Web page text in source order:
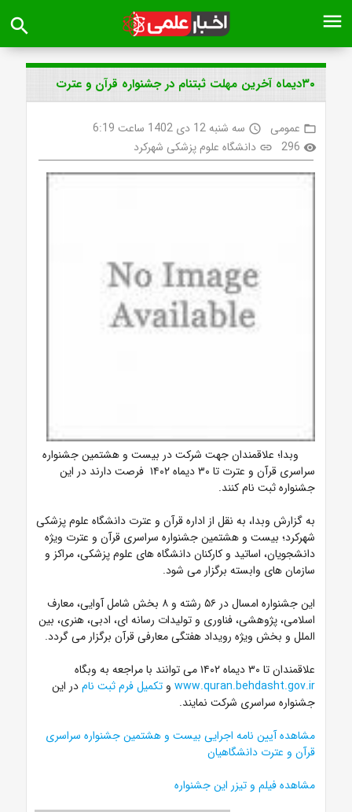
menu
search
۳۰دیماه آخرین مهلت ثبتنام در جشنواره قرآن و عترت
folder_open عمومی access_time سه شنبه 12 دی 1402 ساعت 6:19
visibility
296
link دانشگاه علوم پزشکی شهرکرد
وبدا؛ علاقمندان جهت شرکت در بیست و هشتمین جشنواره
سراسری قرآن و عترت تا ۳۰ دیماه ۱۴۰۲ فرصت دارند در این
جشنواره ثبت نام کنند.
به گزارش وبدا، به نقل از اداره قرآن و عترت دانشگاه علوم پزشکی
شهرکرد؛ بیست و هشتمین جشنواره سراسری قرآن و عترت ویژه
دانشجویان، اساتید و کارکنان دانشگاه های علوم پزشکی، مراکز و
سازمان های وابسته برگزار می شود.
این جشنواره امسال در ۵۶ رشته و ۸ بخش شامل آوایی، معارف
اسلامی، پژوهشی، فناوری و تولیدات رسانه ای، ادبی، هنری، بین
الملل و بخش ویژه رویداد هفتگی معارفی قرآن برگزار می گردد.
علاقمندان تا ۳۰ دیماه ۱۴۰۲ می توانند با مراجعه به وبگاه
www.quran.behdasht.gov.ir و تکمیل فرم ثبت نامدر این
جشنواره سراسری شرکت نمایند.
مشاهده آیین نامه اجرایی بیست و هشتمین جشنواره سراسری
قرآن و عترت دانشگاهیان
مشاهده فیلم و تیزر این جشنواره